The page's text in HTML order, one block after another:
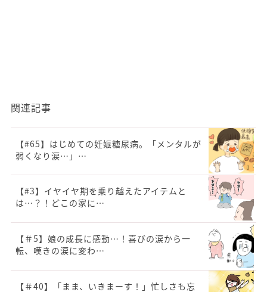
関連記事
【#65】はじめての妊娠糖尿病。「メンタルが
弱くなり涙…」…
【#3】イヤイヤ期を乗り越えたアイテムと
は…？！どこの家に…
【＃5】娘の成長に感動…！喜びの涙から一
転、嘆きの涙に変わ…
【＃40】「まま、いきまーす！」忙しさも忘